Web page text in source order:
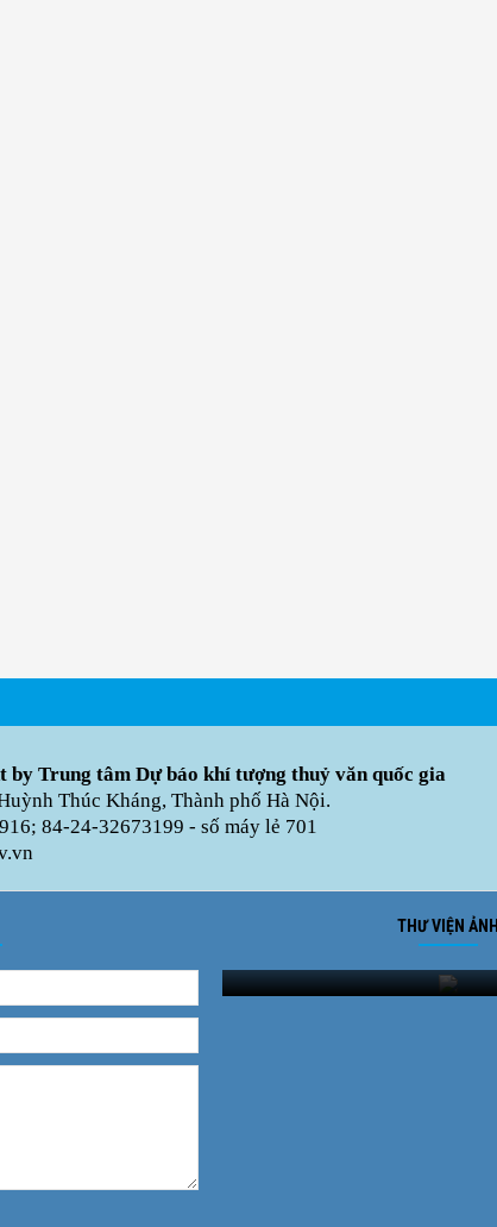
by Trung tâm Dự báo khí tượng thuỷ văn quốc gia
Thúc Kháng, Thành phố Hà Nội.
84-24-32673199 - số máy lẻ 701
THƯ VIỆN ẢNH